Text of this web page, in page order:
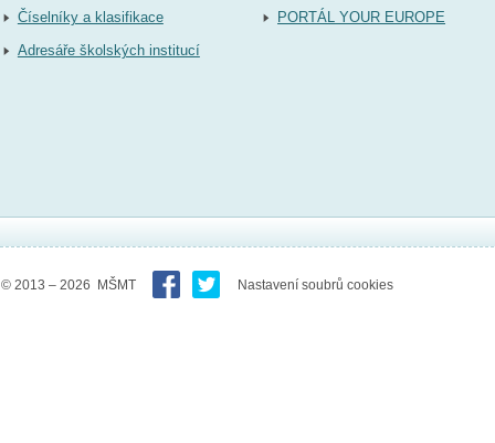
Číselníky a klasifikace
Adresáře školských institucí
PORTÁL YOUR EUROPE
© 2013 – 2026 MŠMT Nastavení soubrů cookies